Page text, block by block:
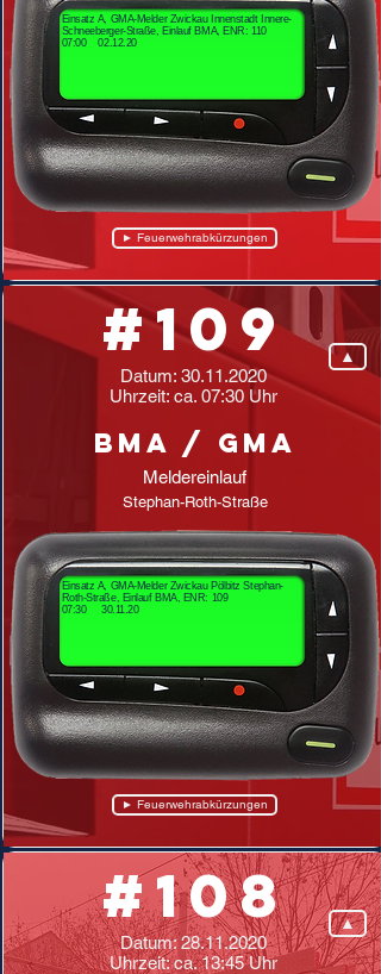
Einsatz A, GMA-Melder Zwickau Innenstadt Innere-
Schneeberger-Straße, Einlauf BMA, ENR: 110
07:00 02.12.20
► Feuerwehrabkürzungen
Datum: 30.11.2020
Uhrzeit: ca. 07:30 Uhr
#109 ▲
BMA / GMA
Meldereinlauf
Stephan-Roth-Straße
Einsatz A, GMA-Melder Zwickau Pölbitz Stephan-
Roth-Straße, Einlauf BMA, ENR: 109
07:30 30.11.20
► Feuerwehrabkürzungen
Datum:28.11.2020
Uhrzeit: ca. 13:45 Uhr
#108 ▲